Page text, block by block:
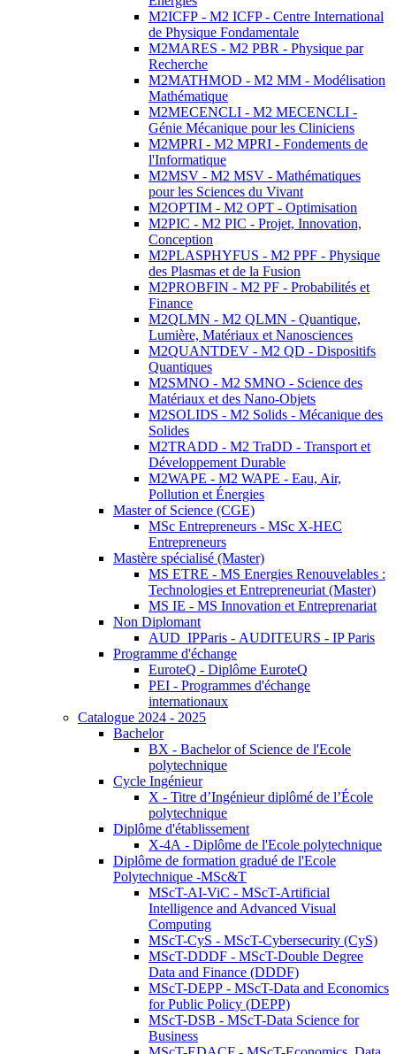
M2ICFP - M2 ICFP - Centre International
de Physique Fondamentale
M2MARES - M2 PBR - Physique par
Recherche
M2MATHMOD - M2 MM - Modélisation
Mathématique
M2MECENCLI - M2 MECENCLI -
Génie Mécanique pour les Cliniciens
M2MPRI - M2 MPRI - Fondements de
l'Informatique
M2MSV - M2 MSV - Mathématiques
pour les Sciences du Vivant
M2OPTIM - M2 OPT - Optimisation
M2PIC - M2 PIC - Projet, Innovation,
Conception
M2PLASPHYFUS - M2 PPF - Physique
des Plasmas et de la Fusion
M2PROBFIN - M2 PF - Probabilités et
Finance
M2QLMN - M2 QLMN - Quantique,
Lumière, Matériaux et Nanosciences
M2QUANTDEV - M2 QD - Dispositifs
Quantiques
M2SMNO - M2 SMNO - Science des
Matériaux et des Nano-Objets
M2SOLIDS - M2 Solids - Mécanique des
Solides
M2TRADD - M2 TraDD - Transport et
Développement Durable
M2WAPE - M2 WAPE - Eau, Air,
Pollution et Énergies
Master of Science (CGE)
MSc Entrepreneurs - MSc X-HEC
Entrepreneurs
Mastère spécialisé (Master)
MS ETRE - MS Energies Renouvelables :
Technologies et Entrepreneuriat (Master)
MS IE - MS Innovation et Entreprenariat
Non Diplomant
AUD_IPParis - AUDITEURS - IP Paris
Programme d'échange
EuroteQ - Diplôme EuroteQ
PEI - Programmes d'échange
internationaux
Catalogue 2024 - 2025
Bachelor
BX - Bachelor of Science de l'Ecole
polytechnique
Cycle Ingénieur
X - Titre d’Ingénieur diplômé de l’École
polytechnique
Diplôme d'établissement
X-4A - Diplôme de l'Ecole polytechnique
Diplôme de formation gradué de l'Ecole
Polytechnique -MSc&T
MScT-AI-ViC - MScT-Artificial
Intelligence and Advanced Visual
Computing
MScT-CyS - MScT-Cybersecurity (CyS)
MScT-DDDF - MScT-Double Degree
Data and Finance (DDDF)
MScT-DEPP - MScT-Data and Economics
for Public Policy (DEPP)
MScT-DSB - MScT-Data Science for
Business